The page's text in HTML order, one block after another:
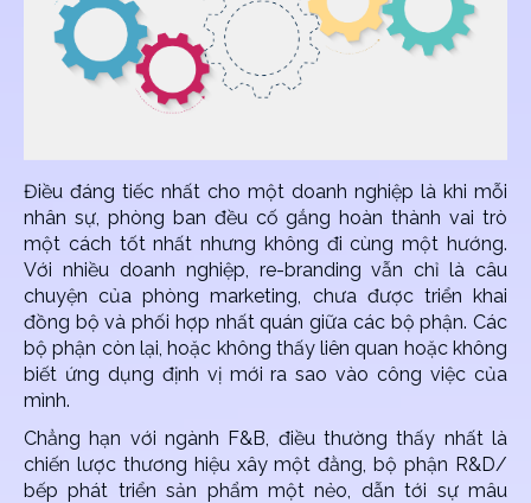
Điều đáng tiếc nhất cho một doanh nghiệp là khi mỗi
nhân sự, phòng ban đều cố gắng hoàn thành vai trò
một cách tốt nhất nhưng không đi cùng một hướng.
Với nhiều doanh nghiệp, re-branding vẫn chỉ là câu
chuyện của phòng marketing, chưa được triển khai
đồng bộ và phối hợp nhất quán giữa các bộ phận. Các
bộ phận còn lại, hoặc không thấy liên quan hoặc không
biết ứng dụng định vị mới ra sao vào công việc của
mình.
Chẳng hạn với ngành F&B, điều thường thấy nhất là
chiến lược thương hiệu xây một đằng, bộ phận R&D/
bếp phát triển sản phẩm một nẻo, dẫn tới sự mâu